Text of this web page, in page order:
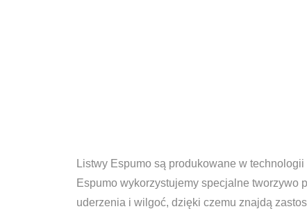
Listwy Espumo są produkowane w
Espumo wykorzystujemy specjalne tworzywo
uderzenia i wilgoć, dzięki czemu znajdą